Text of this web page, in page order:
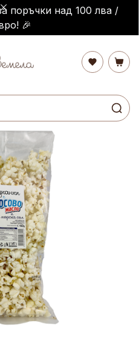
поръчки над 100 лва /
🎉